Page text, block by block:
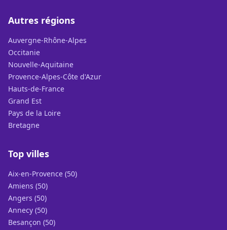
Autres régions
Auvergne-Rhône-Alpes
Occitanie
Nouvelle-Aquitaine
Provence-Alpes-Côte d'Azur
Hauts-de-France
Grand Est
Pays de la Loire
Bretagne
Top villes
Aix-en-Provence (50)
Amiens (50)
Angers (50)
Annecy (50)
Besançon (50)